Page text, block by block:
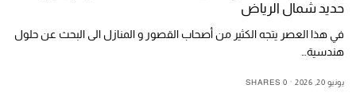
حديد شمال الرياض
في هذا العصر يتجه الكثير من أصحاب القصور و المنازل الى البحث عن حلول
هندسية…
يونيو 20, 2026 0 SHARES